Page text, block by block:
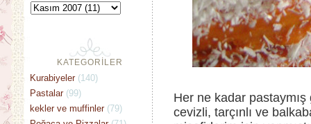
Her ne kadar
cevizli, tarçınlı ve
KATEGORİLER
Kurabiyeler (140)
Pastalar (99)
kekler ve muffinler (79)